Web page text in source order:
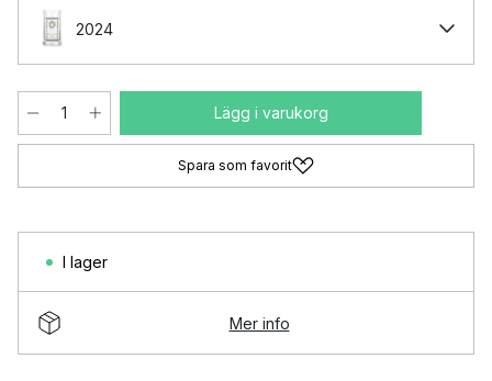
2024
Lägg i varukorg
Spara som favorit
I lager
Mer info